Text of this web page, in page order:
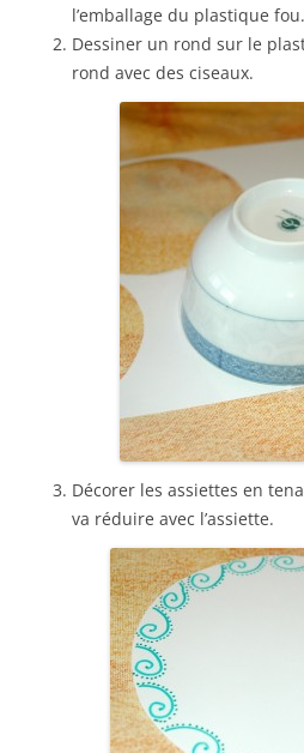
l’emballage du plastique fou.
Dessiner un rond sur le
rond avec des ciseaux.
Décorer les assiettes en
va réduire avec l’assiette.